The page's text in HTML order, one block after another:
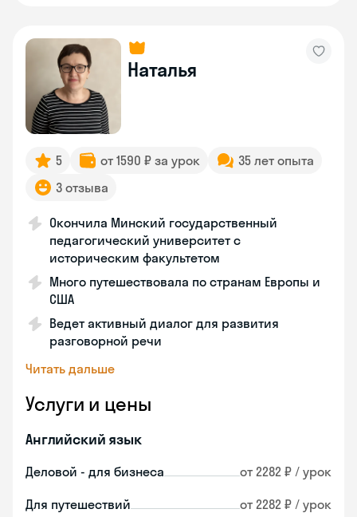
Наталья
5 от 1590 ₽ за урок
35 лет опыта
3 отзыва
Окончила Минский государственный
педагогический университет с
историческим факультетом
Много путешествовала по странам Европы и
США
Ведет активный диалог для развития
разговорной речи
Читать дальше
Услуги и цены
Английский язык
Деловой - для бизнеса от 2282 ₽ / урок
Для путешествий от 2282 ₽ / урок